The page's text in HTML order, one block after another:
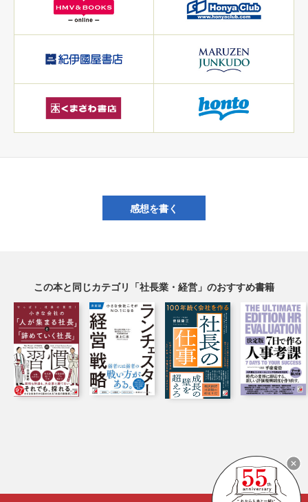
感想を書く
この本と同じカテゴリ「社長業・経営」のおすすめ書籍